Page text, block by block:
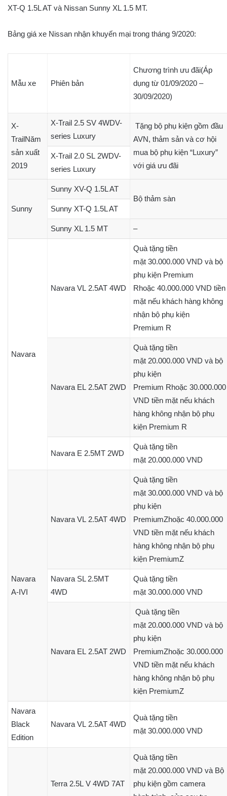
XT-Q 1.5L AT và Nissan Sunny XL 1.5 MT.
Bảng giá xe Nissan nhận khuyến mại trong tháng 9/2020:
Mẫu xe Phiên bản
Chương trình ưu đãi(Áp
dụng từ 01/09/2020 –
30/09/2020)
X-
TrailNăm
sản xuất
2019
X-Trail 2.5 SV 4WDV-
series Luxury
Tặng bộ phụ kiện gồm đầu
AVN, thảm sản và cơ hội
mua bộ phụ kiện “Luxury”
với giá ưu đãi
X-Trail 2.0 SL 2WDV-
series Luxury
Sunny
Sunny XV-Q 1.5L AT
Bộ thảm sàn
Sunny XT-Q 1.5L AT
Sunny XL 1.5 MT –
Navara
Navara VL 2.5AT 4WD
Quà tặng tiền
mặt 30.000.000 VND và bộ
phụ kiện Premium
Rhoặc 40.000.000 VND tiền
mặt nếu khách hàng không
nhận bộ phụ kiện
Premium R
Navara EL 2.5AT 2WD
Quà tặng tiền
mặt 20.000.000 VND và bộ
phụ kiện
Premium Rhoặc 30.000.000
VND tiền mặt nếu khách
hàng không nhận bộ phụ
kiện Premium R
Navara E 2.5MT 2WD
Quà tặng tiền
mặt 20.000.000 VND
Navara
A-IVI
Navara VL 2.5AT 4WD
Quà tặng tiền
mặt 30.000.000 VND và bộ
phụ kiện
PremiumZhoặc 40.000.000
VND tiền mặt nếu khách
hàng không nhận bộ phụ
kiện PremiumZ
Navara SL 2.5MT
4WD
Quà tặng tiền
mặt 30.000.000 VND
Navara EL 2.5AT 2WD
Quà tặng tiền
mặt 20.000.000 VND và bộ
phụ kiện
PremiumZhoặc 30.000.000
VND tiền mặt nếu khách
hàng không nhận bộ phụ
kiện PremiumZ
Navara
Black
Edition
Navara VL 2.5AT 4WD
Quà tặng tiền
mặt 30.000.000 VND
Terra 2.5L V 4WD 7AT
Quà tặng tiền
mặt 20.000.000 VND và Bộ
phụ kiện gồm camera